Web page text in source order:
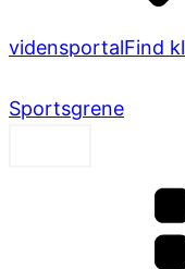
vidensportalFind
Sportsgrene